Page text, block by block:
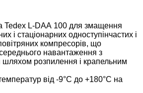
Tedex L-DAА 100 для змащення
і стаціонарних одноступінчастих і
компресорів, що
навантаження з
розпилення і крапельним
від -9°C до +180°C на